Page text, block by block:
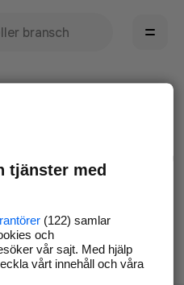
kan avhjälpa det.
och försök igen
tjänster med
(122) samlar
och
vår sajt. Med hjälp
vårt innehåll och våra